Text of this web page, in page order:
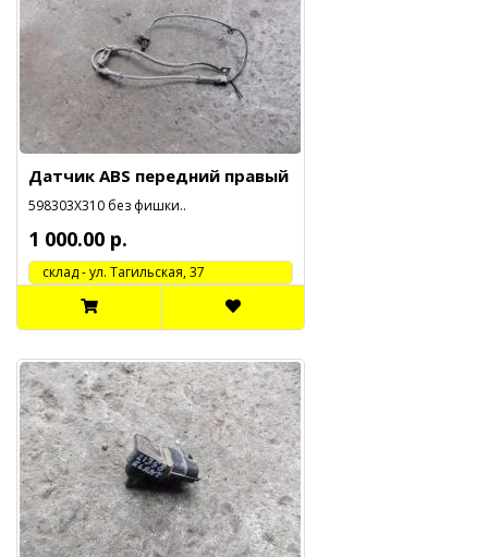
Датчик ABS передний правый
598303X310 без фишки..
1 000.00 р.
cклад - ул. Тагильская, 37